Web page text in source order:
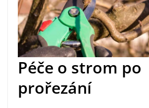
Péče o strom po
prořezání